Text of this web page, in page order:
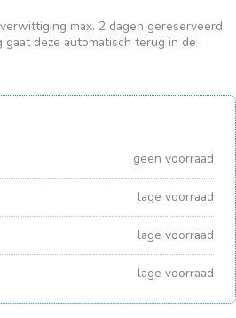
max. 2 dagen gereserveerd
gaat deze automatisch terug in de
geen voorraad
lage voorraad
lage voorraad
lage voorraad